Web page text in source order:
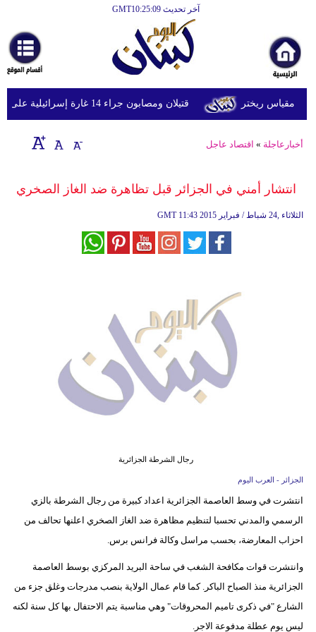
آخر تحديث GMT10:25:09
أخبارعاجلة
رياضة
ثقافة
إقتصاد
وموسيقى
إسلامية
وتكنولوجيا
بيئة
قتيلان ومصابون جراء 14 غارة إسرائيلية على شرق وجنوب لبنان
أخبارعاجلة » اقتصاد عاجل
انتشار أمني في الجزائر قبل تظاهرة ضد الغاز الصخري
GMT 11:43 2015 الثلاثاء ,24 شباط / فبراير
رجال الشرطة الجزائرية
الجزائر - العرب اليوم
انتشرت في وسط العاصمة الجزائرية اعداد كبيرة من رجال الشرطة بالزي
الرسمي والمدني تحسبا لتنظيم مظاهرة ضد الغاز الصخري اعلنها تحالف من
احزاب المعارضة، بحسب مراسل وكالة فرانس برس.
وانتشرت قوات مكافحة الشغب في ساحة البريد المركزي بوسط العاصمة
الجزائرية منذ الصباح الباكر. كما قام عمال الولاية بنصب مدرجات وغلق جزء من
الشارع "في ذكرى تاميم المحروقات" وهي مناسبة يتم الاحتفال بها كل سنة لكنه
ليس يوم عطلة مدفوعة الاجر.